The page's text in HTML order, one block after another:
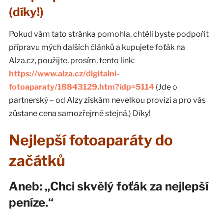
(díky!)
Pokud vám tato stránka pomohla, chtěli byste podpořit
přípravu mých dalších článků a kupujete foťák na
Alza.cz, použijte, prosím, tento link:
https://www.alza.cz/digitalni-
fotoaparaty/18843129.htm?idp=5114(Jde o
partnerský – od Alzy získám nevelkou provizi a pro vás
zůstane cena samozřejmě stejná.) Díky!
Nejlepší fotoaparáty do
začátků
Aneb: „Chci skvělý foťák za nejlepší
peníze.“